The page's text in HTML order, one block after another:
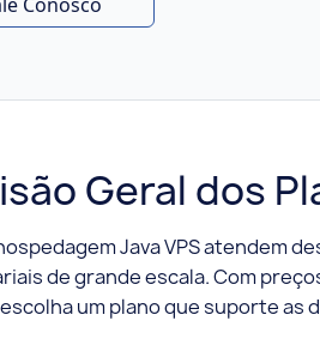
Geral dos
Java VPS atendem
de grande escala. Com
um plano que suporte as